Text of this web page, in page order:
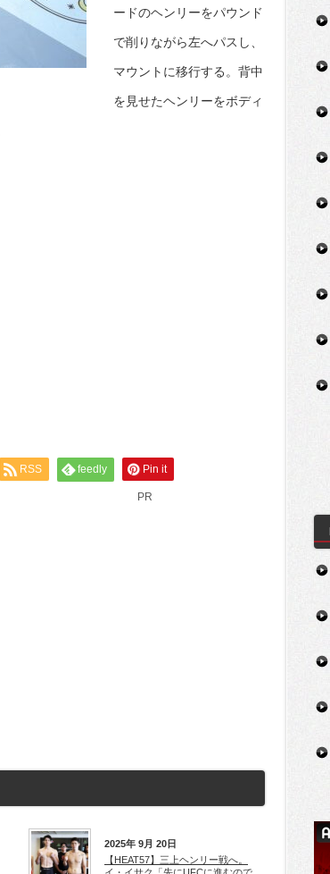
ードのヘンリーをパウンド
で削りながら左へパスし、
マウントに移行する。背中
を見せたヘンリーをボディ
RSS feedly Pin it
PR
2025年 9月 20日
【HEAT57】三上ヘンリー戦へ。